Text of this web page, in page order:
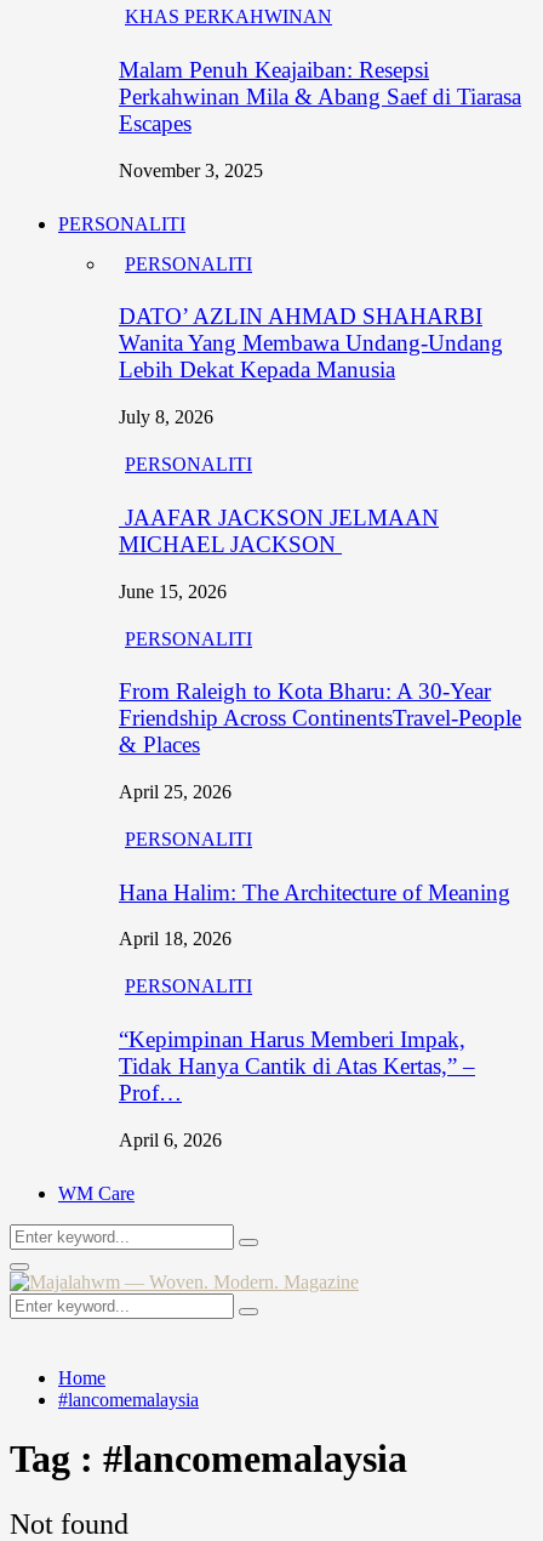
KHAS PERKAHWINAN
Malam Penuh Keajaiban: Resepsi
Perkahwinan Mila & Abang Saef di Tiarasa
Escapes
November 3, 2025
PERSONALITI
PERSONALITI
DATO’ AZLIN AHMAD SHAHARBI
Wanita Yang Membawa Undang-Undang
Lebih Dekat Kepada Manusia
July 8, 2026
PERSONALITI
JAAFAR JACKSON JELMAAN
MICHAEL JACKSON
June 15, 2026
PERSONALITI
From Raleigh to Kota Bharu: A 30-Year
Friendship Across ContinentsTravel-People
& Places
April 25, 2026
PERSONALITI
Hana Halim: The Architecture of Meaning
April 18, 2026
PERSONALITI
“Kepimpinan Harus Memberi Impak,
Tidak Hanya Cantik di Atas Kertas,” –
Prof…
April 6, 2026
WM Care
Search
for:
Search
Primary
Menu
Search
for:
Search
Home
#lancomemalaysia
Tag : #lancomemalaysia
Not found